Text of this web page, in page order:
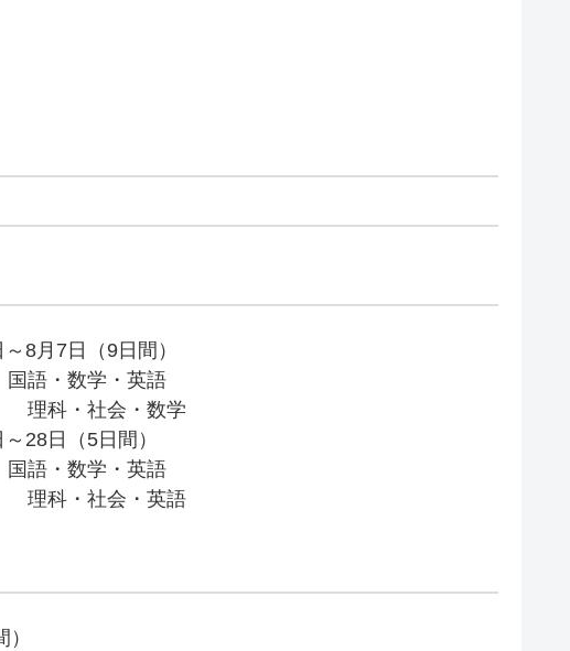
8月7日（9日間）
語・数学・英語
理科・社会・数学
28日（5日間）
語・数学・英語
理科・社会・英語